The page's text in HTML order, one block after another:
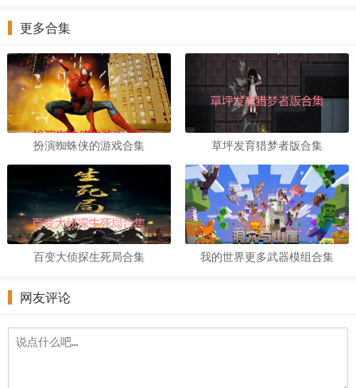
更多合集
扮演蜘蛛侠的游戏合集 草坪发育猎梦者版合集
百变大侦探生死局合集 我的世界更多武器模组合集
网友评论